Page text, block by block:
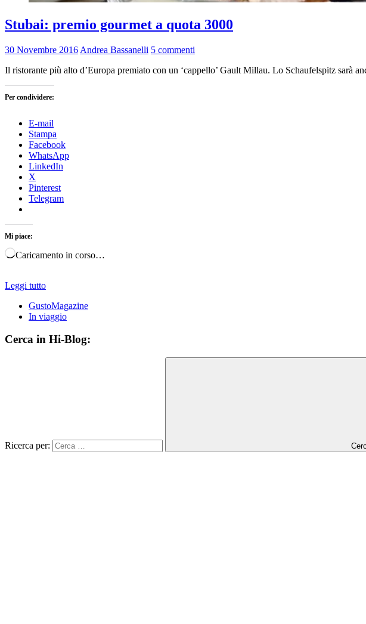
Stubai: premio gourmet a quota 3000
30 Novembre 2016 Andrea Bassanelli 5 commenti
Il ristorante più alto d’Europa premiato con un ‘cappello’ Gault Millau. Lo Schaufelspitz sarà
Per condividere:
E-mail
Stampa
Facebook
WhatsApp
LinkedIn
X
Pinterest
Telegram
Mi piace:
Caricamento in corso…
Leggi tutto
GustoMagazine
In viaggio
Cerca in Hi-Blog:
Ricerca per: